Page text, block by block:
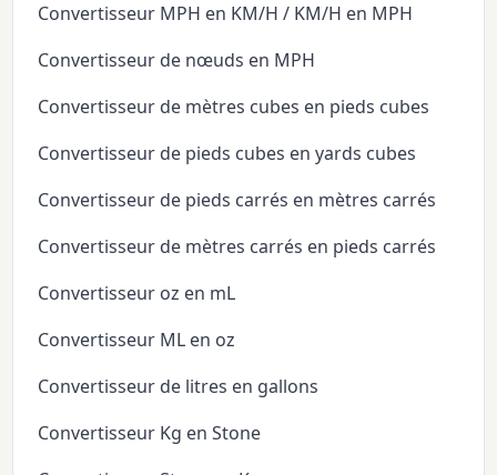
Convertisseur MPH en KM/H / KM/H en MPH
Convertisseur de nœuds en MPH
Convertisseur de mètres cubes en pieds cubes
Convertisseur de pieds cubes en yards cubes
Convertisseur de pieds carrés en mètres carrés
Convertisseur de mètres carrés en pieds carrés
Convertisseur oz en mL
Convertisseur ML en oz
Convertisseur de litres en gallons
Convertisseur Kg en Stone